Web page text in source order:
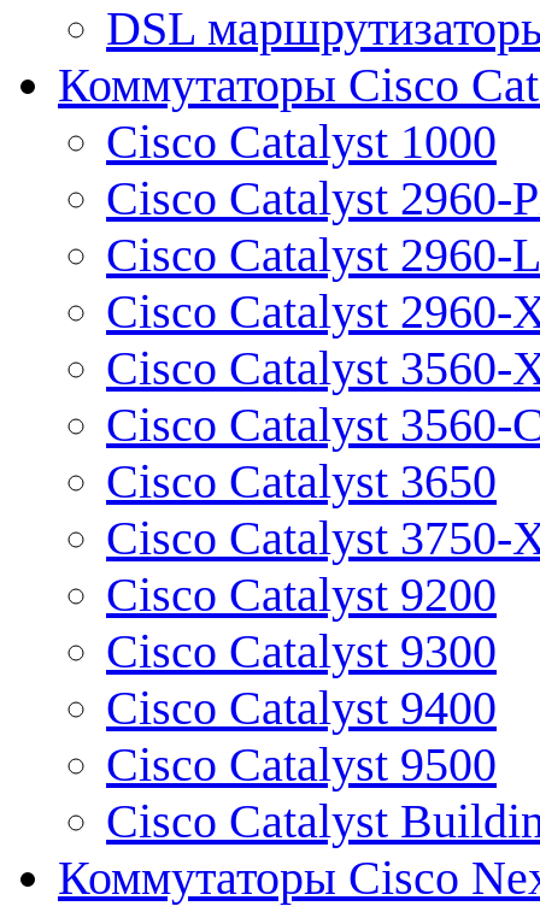
DSL
Коммутаторы Cisco
Cisco Catalyst 1000
Cisco Catalyst 2960-
Cisco Catalyst 2960-L
Cisco Catalyst 2960-
Cisco Catalyst 3560-
Cisco Catalyst 3560-
Cisco Catalyst 3650
Cisco Catalyst 3750-
Cisco Catalyst 9200
Cisco Catalyst 9300
Cisco Catalyst 9400
Cisco Catalyst 9500
Cisco Catalyst
Коммутаторы Cisco